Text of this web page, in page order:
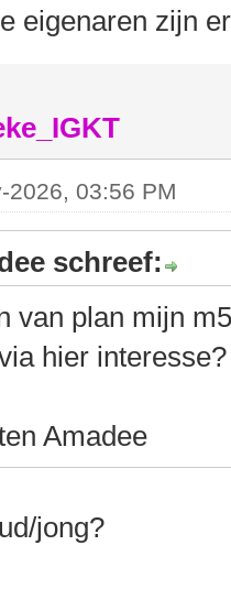
eigenaren zijn
2026, 03:56 PM
schreef:
van plan mijn
hier
Amadee
jong?